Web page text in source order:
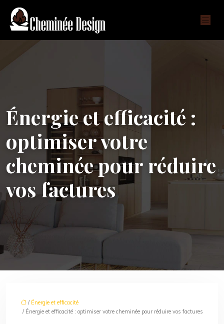
Énergie et efficacité :
optimiser votre
cheminée pour réduire
vos factures
/ Énergie et efficacité
/ Énergie et efficacité : optimiser votre cheminée pour réduire vos factures